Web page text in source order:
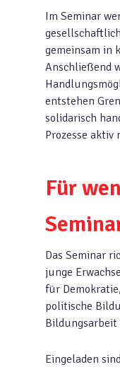
Im Seminar
gemeinsam in
Anschließend
entstehen
solidarisch
Prozesse aktiv
Für
Das Seminar
junge
für
politische
Bildungsarbeit
Eingeladen